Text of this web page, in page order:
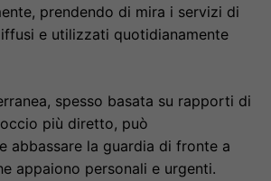
prendendo di mira i servizi di
e utilizzati quotidianamente
spesso basata su rapporti di
più diretto, può
abbassare la guardia di fronte a
appaiono personali e urgenti.